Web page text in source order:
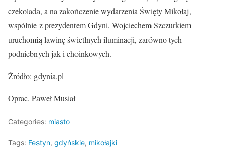
czekolada, a na zakończenie wydarzenia Święty Mikołaj,
wspólnie z prezydentem Gdyni, Wojciechem Szczurkiem
uruchomią lawinę świetlnych iluminacji, zarówno tych
podniebnych jak i choinkowych.
Źródło: gdynia.pl
Oprac. Paweł Musiał
Categories: miasto
Tags: Festyn, gdyńskie, mikołajki